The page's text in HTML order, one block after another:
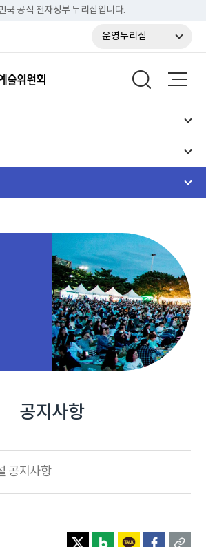
국 공식 전자정부 누리집입니다.
운영누리집
공지사항
공지사항